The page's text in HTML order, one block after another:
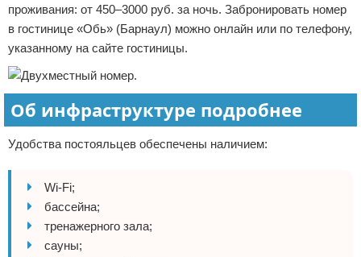
проживания: от 450–3000 руб. за ночь. Забронировать номер
в гостинице «Обь» (Барнаул) можно онлайн или по телефону,
указанному на сайте гостиницы.
Об инфраструктуре подробнее
Удобства постояльцев обеспечены наличием:
Wi-Fi;
бассейна;
тренажерного зала;
сауны;